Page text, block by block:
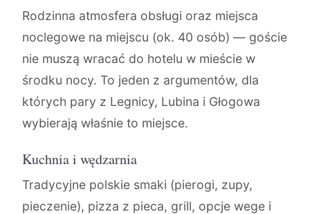
Rodzinna atmosfera obsługi oraz miejsca
noclegowe na miejscu (ok. 40 osób) — goście
nie muszą wracać do hotelu w mieście w
środku nocy. To jeden z argumentów, dla
których pary z Legnicy, Lubina i Głogowa
wybierają właśnie to miejsce.
Kuchnia i wędzarnia
Tradycyjne polskie smaki (pierogi, zupy,
pieczenie), pizza z pieca, grill, opcje wege i